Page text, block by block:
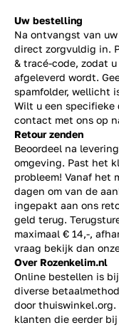
Uw bestelling
Na ontvangst van
direct zorgvuldig in.
& tracé-code, zodat
afgeleverd wordt.
spamfolder, wellicht
Wilt u een specifieke
contact met ons op
Retour zenden
Beoordeel na
omgeving. Past het
probleem! Vanaf het
dagen om van de
ingepakt aan ons
geld terug.
maximaal € 14,-,
vraag bekijk dan
Over Rozenkelim.nl
Online bestellen is
diverse
door thuiswinkel.org.
klanten die eerder